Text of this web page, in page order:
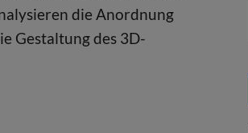
die Anordnung
Gestaltung des 3D-